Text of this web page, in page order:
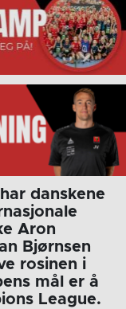
danskene
Aron
Bjørnsen
rosinen i
mål er å
League.